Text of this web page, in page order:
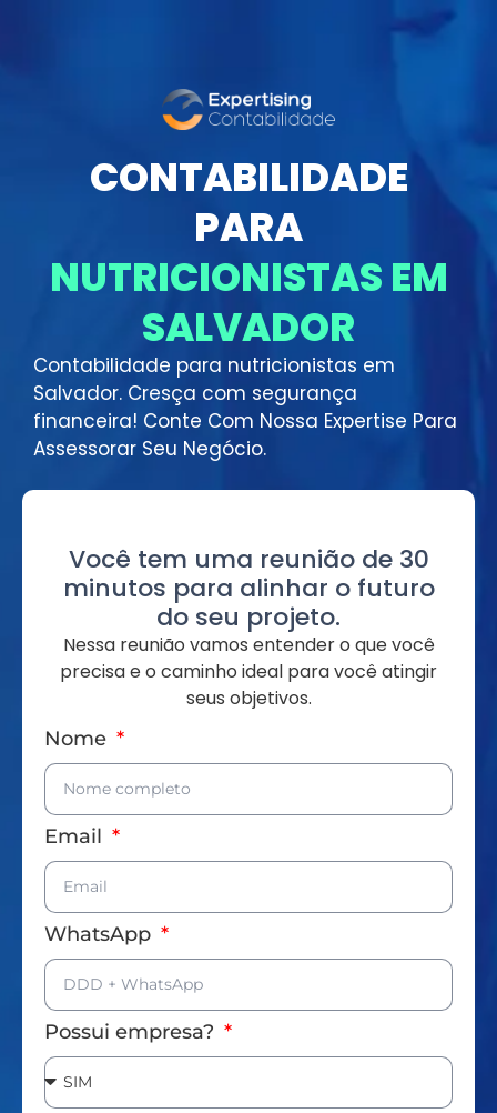
CONTABILIDADE
PARA
NUTRICIONISTAS EM
SALVADOR
Contabilidade para nutricionistas em
Salvador. Cresça com segurança
financeira! Conte Com Nossa Expertise Para
Assessorar Seu Negócio.
Você tem uma reunião de 30
minutos para alinhar o futuro
do seu projeto.
Nessa reunião vamos entender o que você
precisa e o caminho ideal para você atingir
seus objetivos.
Nome
Email
WhatsApp
Possui empresa?